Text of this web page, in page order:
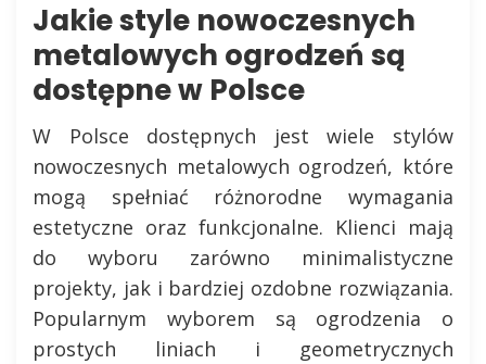
Jakie style nowoczesnych
metalowych ogrodzeń są
dostępne w Polsce
W Polsce dostępnych jest wiele stylów
nowoczesnych metalowych ogrodzeń, które
mogą spełniać różnorodne wymagania
estetyczne oraz funkcjonalne. Klienci mają
do wyboru zarówno minimalistyczne
projekty, jak i bardziej ozdobne rozwiązania.
Popularnym wyborem są ogrodzenia o
prostych liniach i geometrycznych